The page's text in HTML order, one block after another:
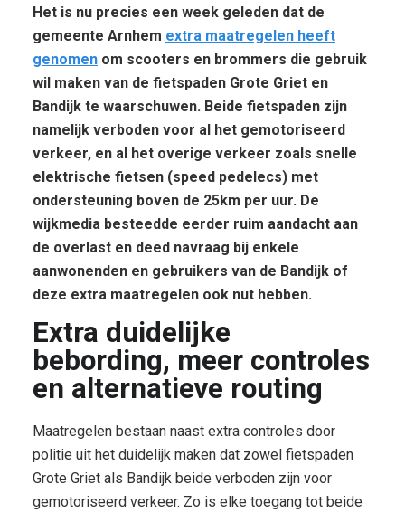
Het is nu precies een week geleden dat de
gemeente Arnhem extra maatregelen heeft
genomen om scooters en brommers die gebruik
wil maken van de fietspaden Grote Griet en
Bandijk te waarschuwen. Beide fietspaden zijn
namelijk verboden voor al het gemotoriseerd
verkeer, en al het overige verkeer zoals snelle
elektrische fietsen (speed pedelecs) met
ondersteuning boven de 25km per uur. De
wijkmedia besteedde eerder ruim aandacht aan
de overlast en deed navraag bij enkele
aanwonenden en gebruikers van de Bandijk of
deze extra maatregelen ook nut hebben.
Extra duidelijke
bebording, meer controles
en alternatieve routing
Maatregelen bestaan naast extra controles door
politie uit het duidelijk maken dat zowel fietspaden
Grote Griet als Bandijk beide verboden zijn voor
gemotoriseerd verkeer. Zo is elke toegang tot beide